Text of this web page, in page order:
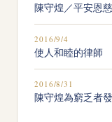
陳守煌／平安恩
2016/9/4
使人和睦的律師
2016/8/31
陳守煌為窮乏者